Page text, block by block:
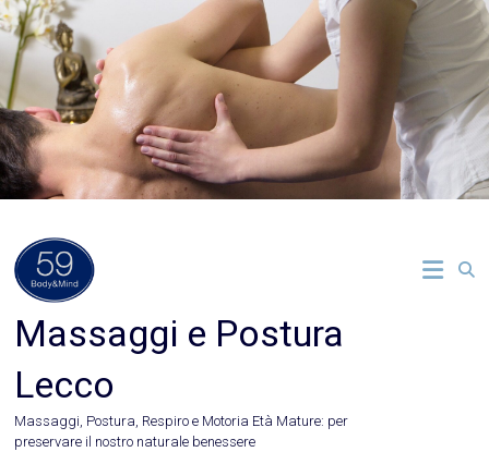
Vai
al
contenuto
Massaggi e Postura
Lecco
Massaggi, Postura, Respiro e Motoria Età Mature: per
preservare il nostro naturale benessere